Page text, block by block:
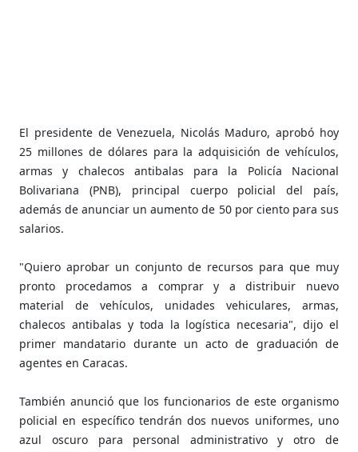
El presidente de Venezuela, Nicolás Maduro, aprobó hoy
25 millones de dólares para la adquisición de vehículos,
armas y chalecos antibalas para la Policía Nacional
Bolivariana (PNB), principal cuerpo policial del país,
además de anunciar un aumento de 50 por ciento para sus
salarios.
"Quiero aprobar un conjunto de recursos para que muy
pronto procedamos a comprar y a distribuir nuevo
material de vehículos, unidades vehiculares, armas,
chalecos antibalas y toda la logística necesaria", dijo el
primer mandatario durante un acto de graduación de
agentes en Caracas.
También anunció que los funcionarios de este organismo
policial en específico tendrán dos nuevos uniformes, uno
azul oscuro para personal administrativo y otro de